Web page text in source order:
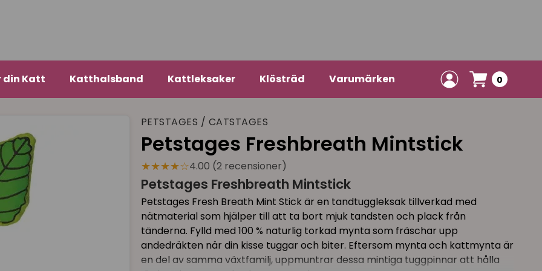
din Katt Katthalsband Kattleksaker Klösträd Varumärken 0
PETSTAGES / CATSTAGES
Petstages Freshbreath Mintstick
★★★★☆4.00 (2 recensioner)
Petstages Freshbreath Mintstick
Petstages Fresh Breath Mint Stick är en tandtuggleksak tillverkad med
nätmaterial som hjälper till att ta bort mjuk tandsten och plack från
tänderna. Fylld med 100 % naturlig torkad mynta som fräschar upp
andedräkten när din kisse tuggar och biter. Eftersom mynta och kattmynta är
en del av samma växtfamilj, uppmuntrar dessa mintiga tuggpinnar att hålla